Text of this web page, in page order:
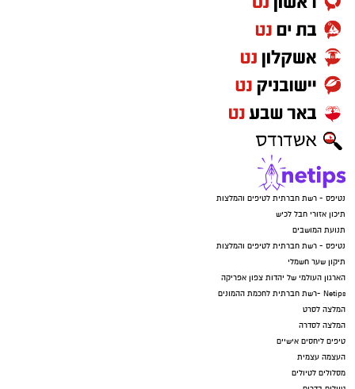
נטיפס - רשת חברתית לטיפים והמלצות
תיכון אזורי חבל לכיש
תנועת המושבים
נטיפס - רשת חברתית לטיפים והמלצות
תיקון שער חשמלי
הארגון העולמי של יהדות צפון אפריקה
Netips -רשת חברתית לחכמת ההמונים
המלצה לסרט
המלצה לסדרה
טיפים ליחסים אישיים
העצמה עצמית
מסלולים לטיולים